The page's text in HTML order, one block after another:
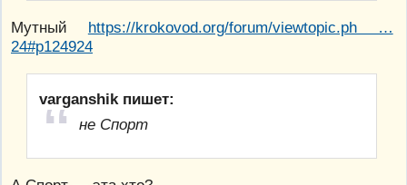
Мутный https://krokovod.org/forum/viewtopic.ph …
24#p124924
varganshik пишет:
не Спорт